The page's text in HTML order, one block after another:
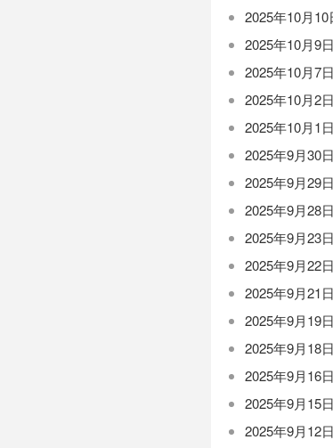
2025年10月10
2025年10月9日
2025年10月7日
2025年10月2日
2025年10月1日
2025年9月30日
2025年9月29日
2025年9月28日
2025年9月23日
2025年9月22日
2025年9月21日
2025年9月19日
2025年9月18日
2025年9月16日
2025年9月15日
2025年9月12日